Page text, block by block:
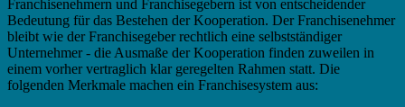
Franchisenehmern und Franchisegebern ist von entscheidender
Bedeutung für das Bestehen der Kooperation. Der Franchisenehmer
bleibt wie der Franchisegeber rechtlich eine selbstständiger
Unternehmer - die Ausmaße der Kooperation finden zuweilen in
einem vorher vertraglich klar geregelten Rahmen statt. Die
folgenden Merkmale machen ein Franchisesystem aus: